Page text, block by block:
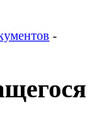
-